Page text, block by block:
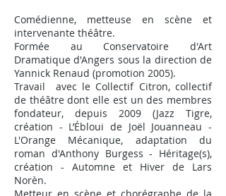
Comédienne, metteuse en scène et
intervenante théâtre.
Formée au Conservatoire d'Art
Dramatique d'Angers sous la direction de
Yannick Renaud (promotion 2005).
Travail avec leCollectif Citron, collectif
de théâtre dont elle est un des membres
fondateur, depuis 2009 (Jazz Tigre,
création - L’Ébloui de Joël Jouanneau -
L'Orange Mécanique, adaptation du
roman d'Anthony Burgess - Héritage(s),
création - Automne et Hiver de Lars
Norèn.